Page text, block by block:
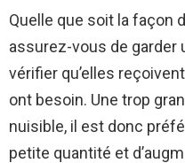
Quelle que soit la façon
assurez-vous de
vérifier qu’elles
ont besoin. Une trop
nuisible, il est donc
petite quantité et